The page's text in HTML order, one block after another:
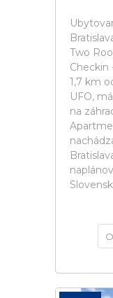
Two
Checkin
1,7 km
UFO,
na